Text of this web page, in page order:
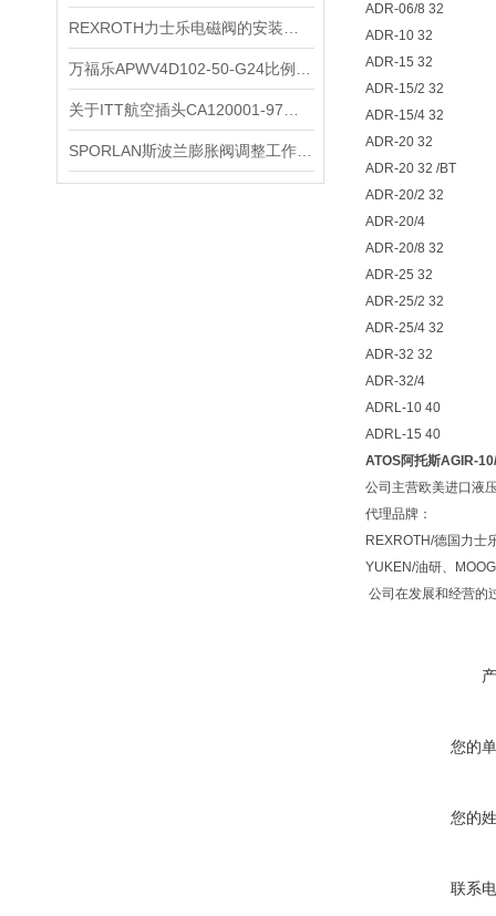
ADR-06/8 32
ADR-10 32
ADR-15 32
ADR-15/2 32
ADR-15/4 32
ADR-20 32
ADR-20 32 /BT
ADR-20/2 32
ADR-20/4
ADR-20/8 32
ADR-25 32
ADR-25/2 32
ADR-25/4 32
ADR-32 32
ADR-32/4
ADRL-10 40
ADRL-15 40
ATOS阿托斯AGIR-
公司主营欧美进口液
代理品牌：
REXROTH/德国力士
YUKEN/油研、
公司在发展和经营的
您的
您的
联系